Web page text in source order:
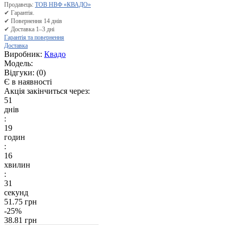
Продавець: ТОВ НВФ «КВАДО»
✔ Гарантія.
✔ Повернення 14 днів
✔ Доставка 1–3 дні
Гарантія та повернення
Доставка
Виробник: Квадо
Модель:
Відгуки: (0)
Є в наявності
Акція закінчиться через:
51
днів
:
19
годин
:
16
хвилин
:
30
секунд
51.75 грн
-25%
38.81 грн